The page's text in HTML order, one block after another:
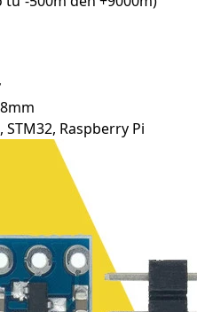
STM32, Raspberry Pi